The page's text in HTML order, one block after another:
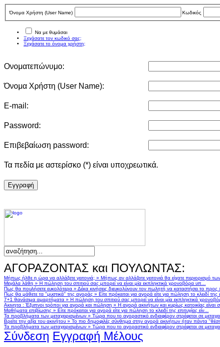
Όνομα Χρήστη (User Νame) Κωδικός
Να με θυμάσαι
Ξεχάσατε τον κωδικό σας;
Ξεχάσατε το όνομα χρήστη;
Ονοματεπώνυμο:
Όνομα Χρήστη (User Νame):
E-mail:
Password:
Επιβεβαίωση password:
Τα πεδία με αστερίσκο (*) είναι υποχρεωτικά.
Eγγραφή
ΑΓΟΡΑΖΟΝΤΑΣ και ΠΟΥΛΩΝΤΑΣ:
Μήπως ήλθε η ώρα να αλλάξετε γειτονιά; » Μήπως αν αλλάζατε γειτονιά θα είχατε περιορισμό
Μεγάλα λάθη » Η πώληση του σπιτιού σας μπορεί να είναι μία εκπληκτικά χρονοβόρα υπ...
Πως θα πουλήσετε ευκολότερα » Δέκα κινήσεις διευκολύνουν τον πωλητή να καταστήσει το
Πως θα μάθετε τα "μυστικά" της αγοράς » Είτε πρόκειται για αγορά είτε για πώληση το κλειδί της
7+1 θανάσιμα αμαρτήματα » Η πώληση του σπιτιού σας μπορεί να είναι μία εκπληκτικά
Ακινητα : Έξυπνοι τρόποι για αγορά και πώληση » Η αγορά ακινήτων και κυρίως κατοικίας
Μαθήματα επιβίωσης » Είτε πρόκειται για αγορά είτε για πώληση το κλειδί της επιτυχίας είν...
Τα προβλήματα των μεταχειρισμένων » Τώρα που το αγοραστικό ενδιαφέρον στρέφεται σε
Βρείτε την αξία του ακινήτου » Το πιο δημοφιλές σύνθημα στην αγορά ακινήτων ήταν πάντα
Τα προβλήματα των μεταχειρισμένων » Τώρα που το αγοραστικό ενδιαφέρον στρέφεται σε
Σύνδεση Εγγραφή Μέλους